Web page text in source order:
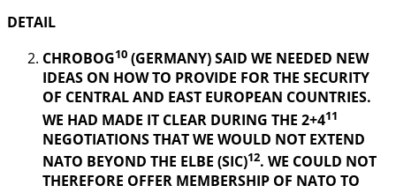
DETAIL
CHROBOG10 (GERMANY) SAID WE NEEDED NEW
IDEAS ON HOW TO PROVIDE FOR THE SECURITY
OF CENTRAL AND EAST EUROPEAN COUNTRIES.
WE HAD MADE IT CLEAR DURING THE 2+411
NEGOTIATIONS THAT WE WOULD NOT EXTEND
NATO BEYOND THE ELBE (SIC)12. WE COULD NOT
THEREFORE OFFER MEMBERSHIP OF NATO TO